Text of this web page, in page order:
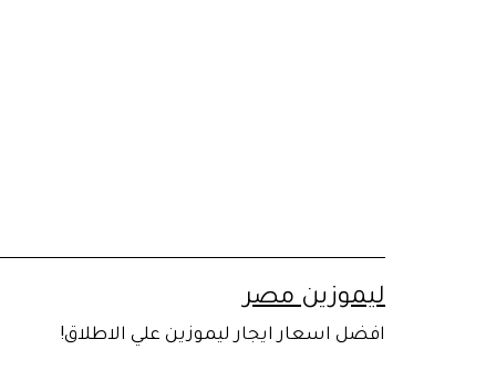
ليموزين مصر
افضل اسعار ايجار ليموزين علي الاطلاق!